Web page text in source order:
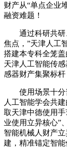
财产从“单点企业
融资难题！
通过科研共研
焦点，”天津人工
搭建本专科全笼
天津人工智能传
感器财产集聚标杆
使用场景十分
人工智能学会共
取天津中德使用
业使用立异核心”
智能机械人财产
建，精准锚定智